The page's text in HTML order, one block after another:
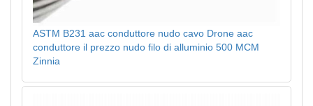
ASTM B231 aac conduttore nudo cavo Drone aac
conduttore il prezzo nudo filo di alluminio 500 MCM
Zinnia